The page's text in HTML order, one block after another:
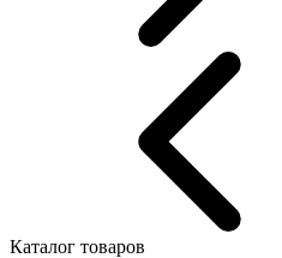
Каталог товаров